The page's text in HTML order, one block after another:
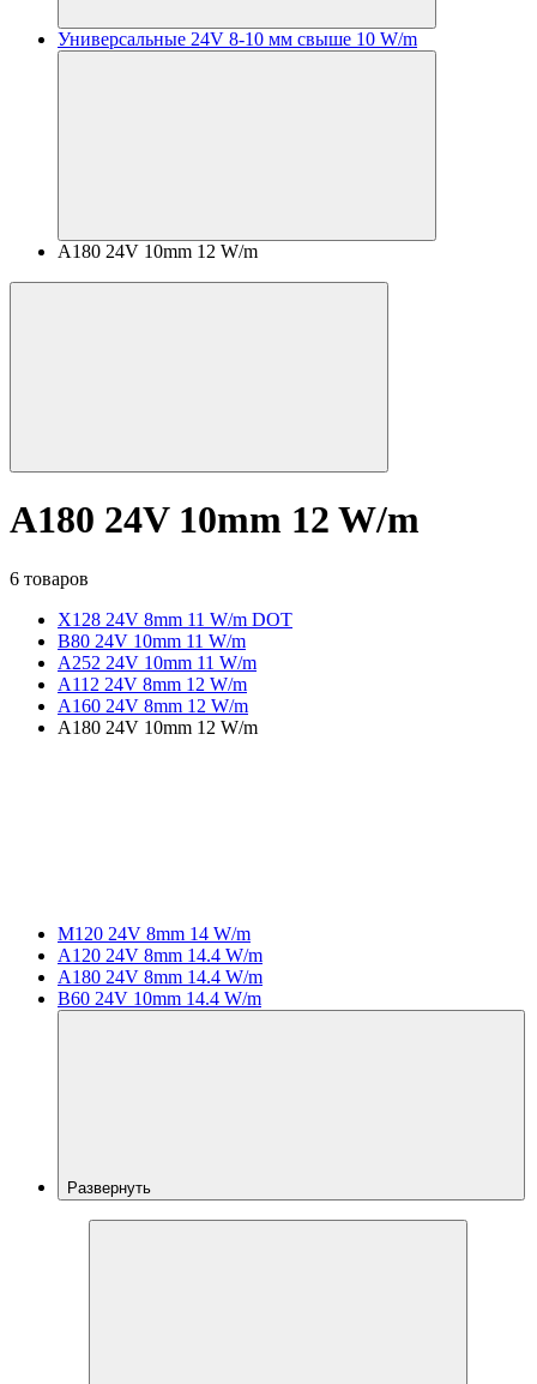
Универсальные 24V 8-10 мм свыше 10 W/m
A180 24V 10mm 12 W/m
A180 24V 10mm 12 W/m
6 товаров
X128 24V 8mm 11 W/m DOT
B80 24V 10mm 11 W/m
A252 24V 10mm 11 W/m
A112 24V 8mm 12 W/m
A160 24V 8mm 12 W/m
A180 24V 10mm 12 W/m
M120 24V 8mm 14 W/m
A120 24V 8mm 14.4 W/m
A180 24V 8mm 14.4 W/m
B60 24V 10mm 14.4 W/m
Развернуть